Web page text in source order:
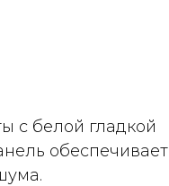
с белой гладкой
обеспечивает